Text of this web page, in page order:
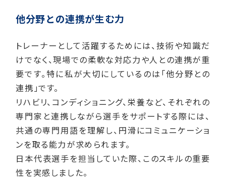
他分野との連携が生む力
トレーナーとして活躍するためには、技術や知識だ
けでなく、現場での柔軟な対応力や人との連携が重
要です。特に私が大切にしているのは「他分野との
連携」です。
リハビリ、コンディショニング、栄養など、それぞれの
専門家と連携しながら選手をサポートする際には、
共通の専門用語を理解し、円滑にコミュニケーショ
ンを取る能力が求められます。
日本代表選手を担当していた際、このスキルの重要
性を実感しました。